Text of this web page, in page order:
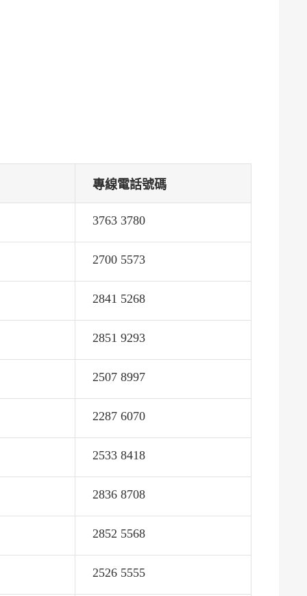
專線電話號碼
3763 3780
2700 5573
2841 5268
2851 9293
2507 8997
2287 6070
2533 8418
2836 8708
2852 5568
2526 5555